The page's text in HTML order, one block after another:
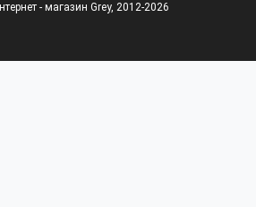
- магазин Grey, 2012-2026